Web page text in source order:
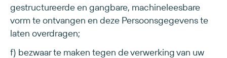
gestructureerde en gangbare, machineleesbare
vorm te ontvangen en deze Persoonsgegevens te
laten overdragen;
f) bezwaar te maken tegen de verwerking van uw